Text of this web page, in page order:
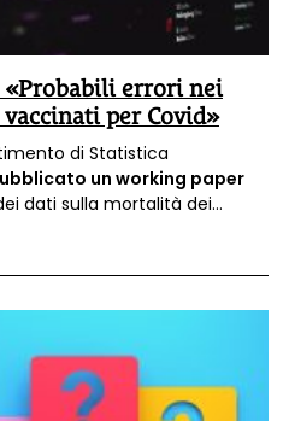
«Probabili errori nei
per Covid»
di Statistica
un working paper
dati sulla mortalità dei
incongruenze» che non
analisi sostantive.